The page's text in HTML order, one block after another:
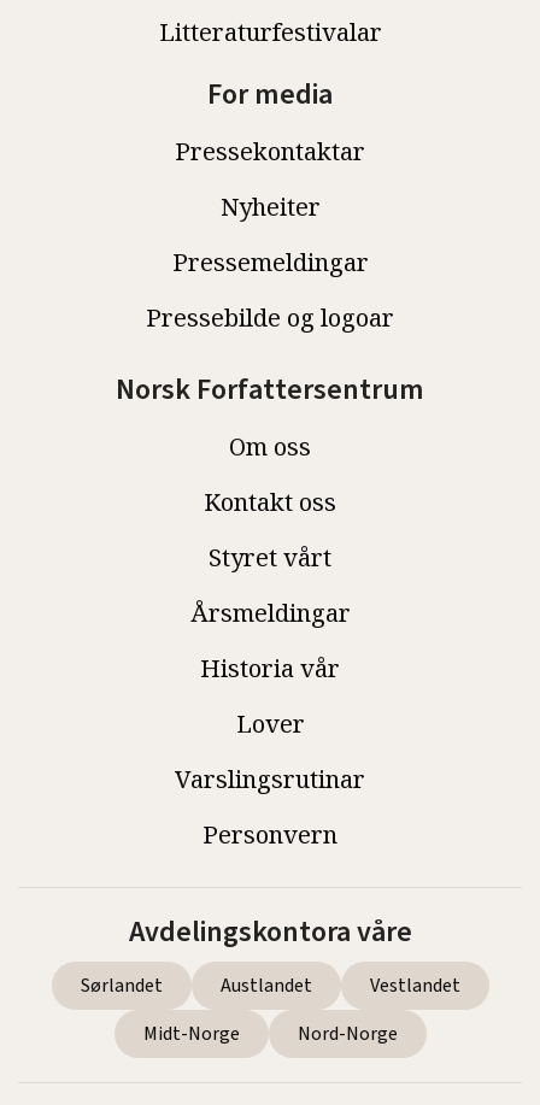
Litteraturfestivalar
For media
Pressekontaktar
Nyheiter
Pressemeldingar
Pressebilde og logoar
Norsk Forfattersentrum
Om oss
Kontakt oss
Styret vårt
Årsmeldingar
Historia vår
Lover
Varslingsrutinar
Personvern
Avdelingskontora våre
Sørlandet Austlandet
Vestlandet
Midt-Norge
Nord-Norge